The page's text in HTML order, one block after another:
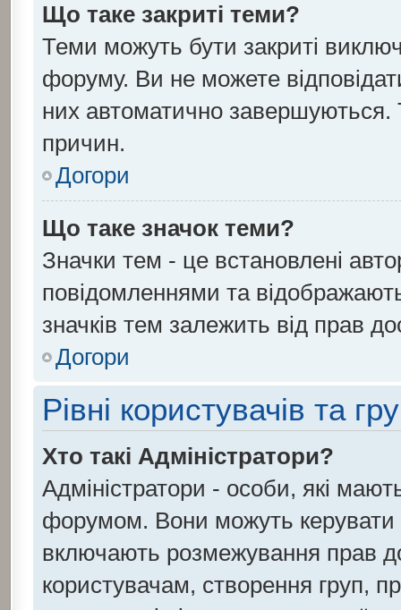
Що таке закриті теми?
Теми можуть бути закриті
форуму. Ви не можете
них автоматично завершуються.
причин.
Догори
Що таке значок теми?
Значки тем - це встановлені
повідомленнями та
значків тем залежить від прав
Догори
Рівні користувачів та
Хто такі Адміністратори?
Адміністратори - особи, які
форумом. Вони можуть керувати
включають розмежування прав
користувачам, створення груп,